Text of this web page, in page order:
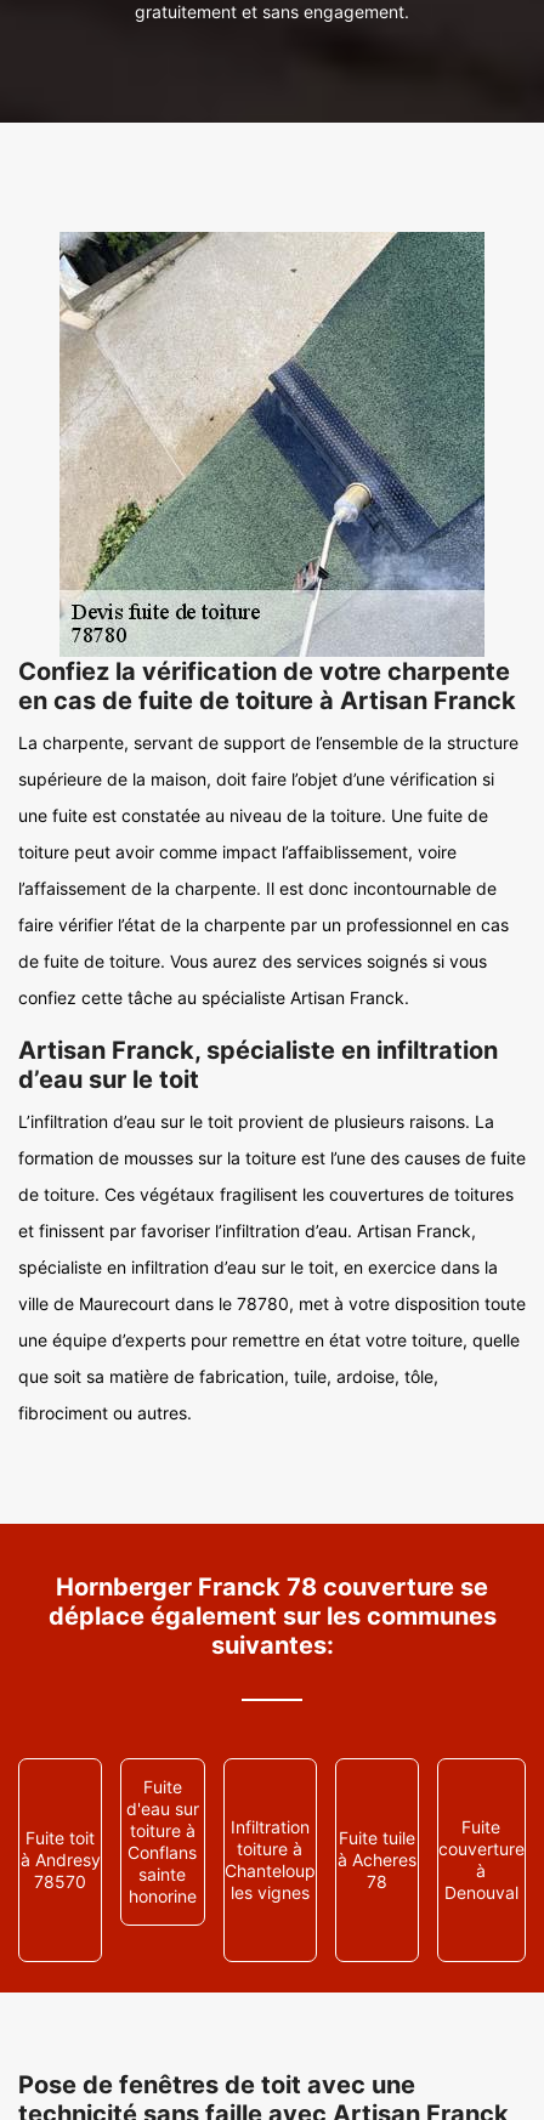
gratuitement et sans engagement.
Confiez la vérification de votre charpente
en cas de fuite de toiture à Artisan Franck
La charpente, servant de support de l’ensemble de la structure
supérieure de la maison, doit faire l’objet d’une vérification si
une fuite est constatée au niveau de la toiture. Une fuite de
toiture peut avoir comme impact l’affaiblissement, voire
l’affaissement de la charpente. Il est donc incontournable de
faire vérifier l’état de la charpente par un professionnel en cas
de fuite de toiture. Vous aurez des services soignés si vous
confiez cette tâche au spécialiste Artisan Franck.
Artisan Franck, spécialiste en infiltration
d’eau sur le toit
L’infiltration d’eau sur le toit provient de plusieurs raisons. La
formation de mousses sur la toiture est l’une des causes de fuite
de toiture. Ces végétaux fragilisent les couvertures de toitures
et finissent par favoriser l’infiltration d’eau. Artisan Franck,
spécialiste en infiltration d’eau sur le toit, en exercice dans la
ville de Maurecourt dans le 78780, met à votre disposition toute
une équipe d’experts pour remettre en état votre toiture, quelle
que soit sa matière de fabrication, tuile, ardoise, tôle,
fibrociment ou autres.
Hornberger Franck 78 couverture se
déplace également sur les communes
suivantes:
Fuite toit
à Andresy
78570
Fuite
d'eau sur
toiture à
Conflans
sainte
honorine
Infiltration
toiture à
Chanteloup
les vignes
Fuite tuile
à Acheres
78
Fuite
couverture
à
Denouval
Pose de fenêtres de toit avec une
technicité sans faille avec Artisan Franck